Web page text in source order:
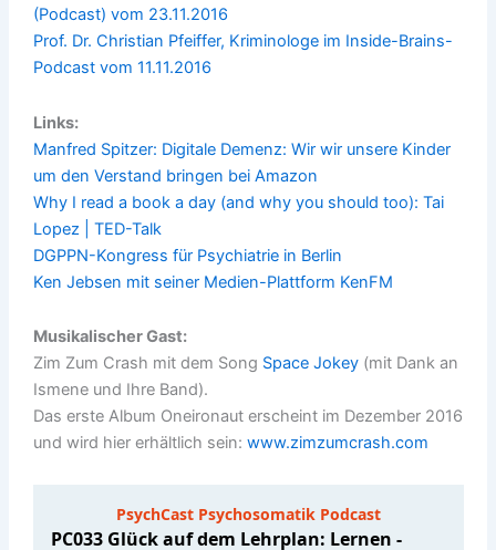
(Podcast) vom 23.11.2016
Prof. Dr. Christian Pfeiffer, Kriminologe im Inside-Brains-
Podcast vom 11.11.2016
Links:
Manfred Spitzer: Digitale Demenz: Wir wir unsere Kinder
um den Verstand bringen bei Amazon
Why I read a book a day (and why you should too): Tai
Lopez | TED-Talk
DGPPN-Kongress für Psychiatrie in Berlin
Ken Jebsen mit seiner Medien-Plattform KenFM
Musikalischer Gast:
Zim Zum Crash mit dem Song Space Jokey(mit Dank an
Ismene und Ihre Band).
Das erste Album Oneironaut erscheint im Dezember 2016
und wird hier erhältlich sein: www.zimzumcrash.com